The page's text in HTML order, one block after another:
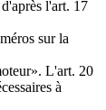
l'art. 17
sur la
L'art. 20
à